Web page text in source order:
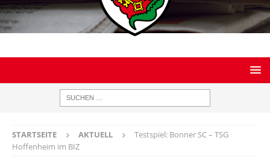
STARTSEITE AKTUELL
Testspiel: Bonner SC – TSG
Hoffenheim im BIZ